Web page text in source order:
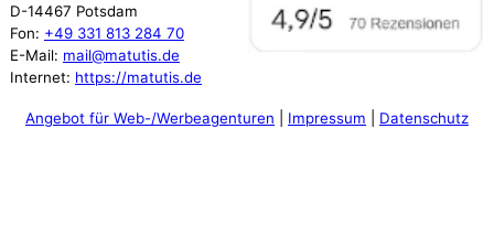
D-14467 Potsdam
Fon: +49 331 813 284 70
E-Mail: mail@matutis.de
Internet: https://matutis.de
Angebot für Web-/Werbeagenturen Impressum Datenschutz